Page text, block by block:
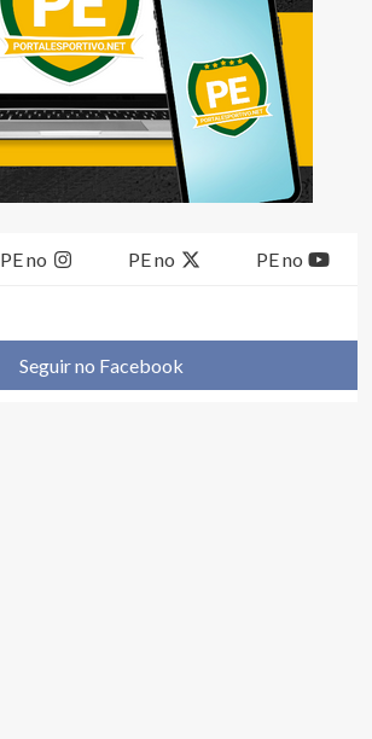
PE no PE no PE no
Seguir no Facebook